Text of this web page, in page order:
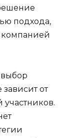
подхода,
от
участников.